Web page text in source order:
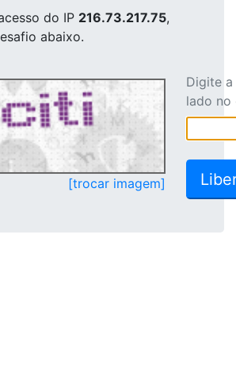
do IP 216.73.217.75,
abaixo.
[trocar imagem]
Digite
lado no